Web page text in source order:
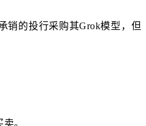
销的投行采购其Grok模型，但
。